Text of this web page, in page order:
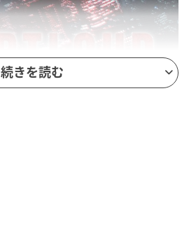
続きを読む